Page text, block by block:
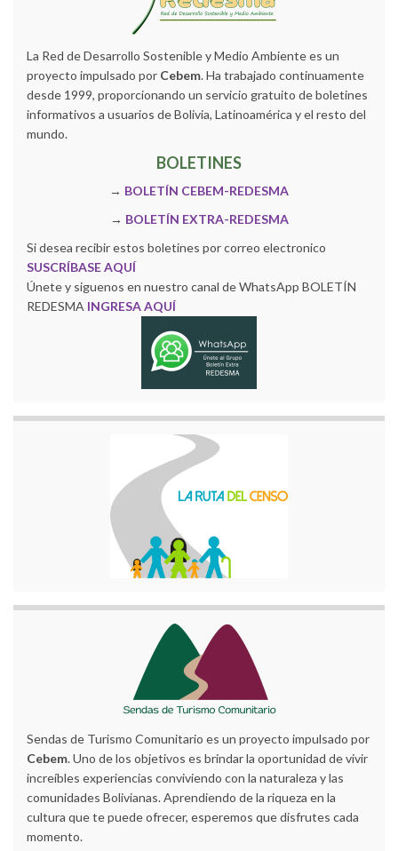
La Red de Desarrollo Sostenible y Medio Ambiente es un
proyecto impulsado por Cebem. Ha trabajado continuamente
desde 1999, proporcionando un servicio gratuito de boletines
informativos a usuarios de Bolivia, Latinoamérica y el resto del
mundo.
BOLETINES
→ BOLETÍN CEBEM-REDESMA
→ BOLETÍN EXTRA-REDESMA
Si desea recibir estos boletines por correo electronico
SUSCRÍBASE AQUÍ
Únete y siguenos en nuestro canal de WhatsApp BOLETÍN
REDESMA INGRESA AQUÍ
Sendas de Turismo Comunitario es un proyecto impulsado por
Cebem. Uno de los objetivos es brindar la oportunidad de vivir
increíbles experiencias conviviendo con la naturaleza y las
comunidades Bolivianas. Aprendiendo de la riqueza en la
cultura que te puede ofrecer, esperemos que disfrutes cada
momento.